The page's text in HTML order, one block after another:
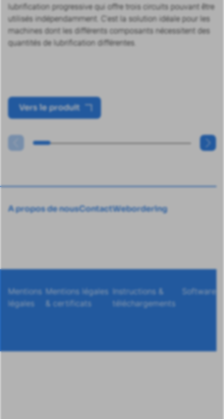
lubrification progressive qui offre trois circuits pouvant être
utilisés indépendamment. C'est la solution idéale pour les
machines dont les différents composants nécessitent des
quantités de lubrification différentes.
Vers le produit
A propos de nousContactWebordering
Mentions
légales
Mentions légales
& certificats
Instructions &
téléchargements
Software